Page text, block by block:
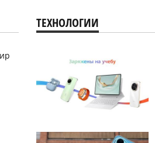
ТЕХНОЛОГИИ